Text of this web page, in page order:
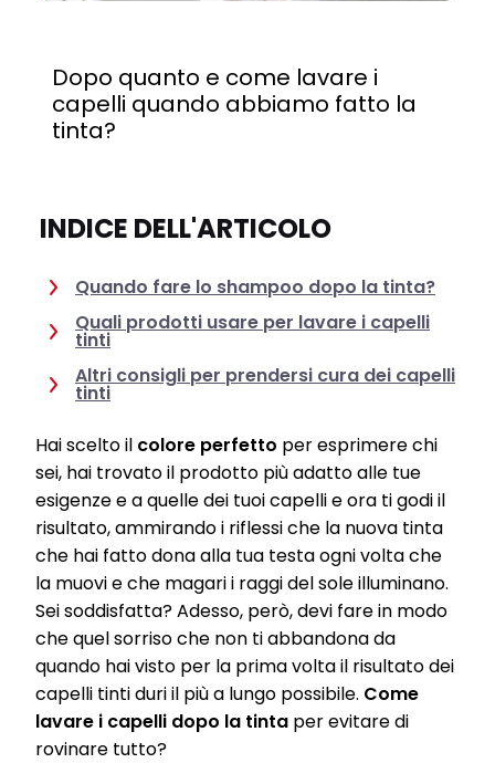
Dopo quanto e come lavare i
capelli quando abbiamo fatto la
tinta?
INDICE DELL'ARTICOLO
Quando fare lo shampoo dopo la tinta?
Quali prodotti usare per lavare i capelli
tinti
Altri consigli per prendersi cura dei capelli
tinti
Hai scelto il colore perfetto per esprimere chi
sei, hai trovato il prodotto più adatto alle tue
esigenze e a quelle dei tuoi capelli e ora ti godi il
risultato, ammirando i riflessi che la nuova tinta
che hai fatto dona alla tua testa ogni volta che
la muovi e che magari i raggi del sole illuminano.
Sei soddisfatta? Adesso, però, devi fare in modo
che quel sorriso che non ti abbandona da
quando hai visto per la prima volta il risultato dei
capelli tinti duri il più a lungo possibile. Come
lavare i capelli dopo la tinta per evitare di
rovinare tutto?